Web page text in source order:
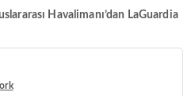
Havalimanı’dan LaGuardia